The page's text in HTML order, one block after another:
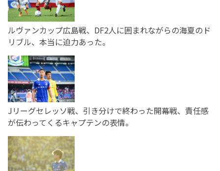
ルヴァンカップ広島戦、DF2人に囲まれながらの海夏のド
リブル、本当に迫力あった。
Jリーグセレッソ戦、引き分けで終わった開幕戦、責任感
が伝わってくるキャプテンの表情。